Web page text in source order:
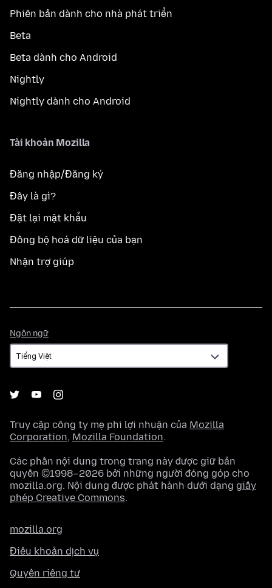
Phiên bản dành cho nhà phát triển
Beta
Beta dành cho Android
Nightly
Nightly dành cho Android
Tài khoản Mozilla
Đăng nhập/Đăng ký
Đây là gì?
Đặt lại mật khẩu
Đồng bộ hoá dữ liệu của bạn
Nhận trợ giúp
Ngôn ngữ
ngữ
Truy cập công ty mẹ phi lợi nhuận của Mozilla
Corporation, Mozilla Foundation.
Các phần nội dung trong trang này được giữ bản
quyền ©1998–2026 bởi những người đóng góp cho
mozilla.org. Nội dung được phát hành dưới dạng giấy
phép Creative Commons.
mozilla.org
Điều khoản dịch vụ
Quyền riêng tư